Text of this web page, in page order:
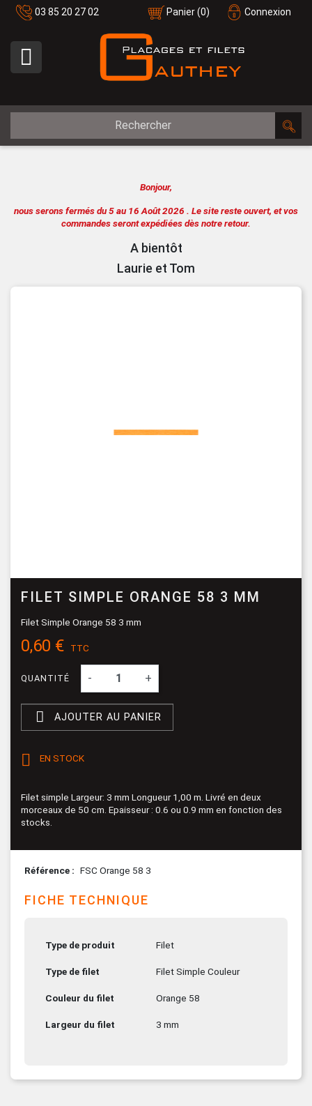
03 85 20 27 02 Connexion
Panier(0)

Bonjour,
nous serons fermés du 5 au 16 Août 2026 . Le site reste ouvert, et vos
commandes seront expédiées dès notre retour.
A bientôt
Laurie et Tom
FILET SIMPLE ORANGE 58 3 MM
Filet Simple Orange 58 3 mm
0,60 € TTC
QUANTITÉ - +
 AJOUTER AU PANIER
 EN STOCK
Filet simple Largeur: 3 mm Longueur 1,00 m. Livré en deux
morceaux de 50 cm. Epaisseur : 0.6 ou 0.9 mm en fonction des
stocks.
Référence FSC Orange 58 3
FICHE TECHNIQUE
Type de produit Filet
Type de filet Filet Simple Couleur
Couleur du filet Orange 58
Largeur du filet 3 mm